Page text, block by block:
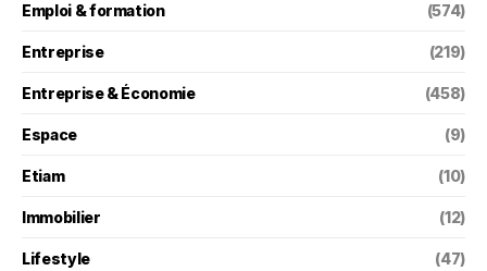
Emploi & formation (574)
Entreprise (219)
Entreprise & Économie (458)
Espace (9)
Etiam (10)
Immobilier (12)
Lifestyle (47)